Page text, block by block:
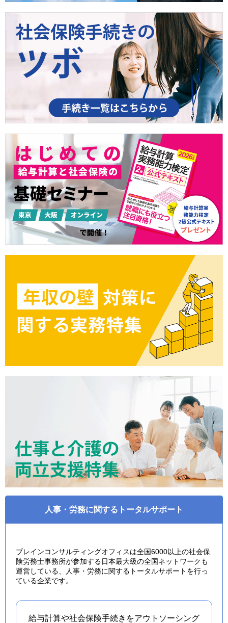
人事・労務に関するトータルサポート
ブレインコンサルティングオフィスは全国6000以上の社会保
険労務士事務所が参加する日本最大級の全国ネットワークも
運営している、人事・労務に関するトータルサポートを行っ
ている企業です。
給与計算や社会保険手続きをアウトソーシング